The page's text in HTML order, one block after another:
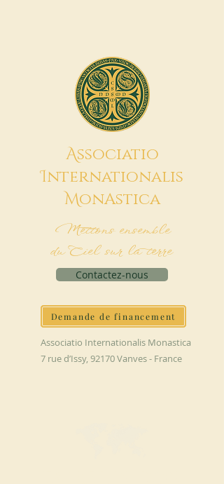
Associatio
Internationalis
MonAstica
Mettons ensemble
du Ciel sur la terre
Contactez-nous
Demande de financement
Associatio Internationalis Monastica
7 rue d’Issy, 92170 Vanves - France